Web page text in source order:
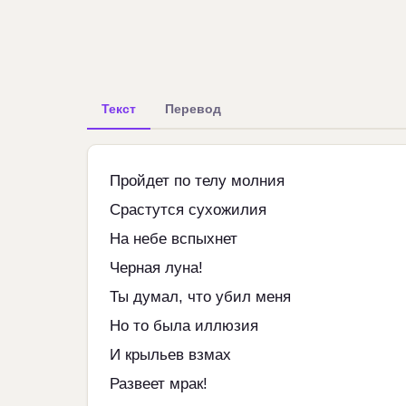
Текст Перевод
Пройдет по телу молния
Срастутся сухожилия
На небе вспыхнет
Черная луна!
Ты думал, что убил меня
Но то была иллюзия
И крыльев взмах
Развеет мрак!